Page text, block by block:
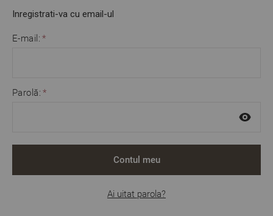
Inregistrati-va cu email-ul
E-mail:
Parolă:
Contul meu
Ai uitat parola?